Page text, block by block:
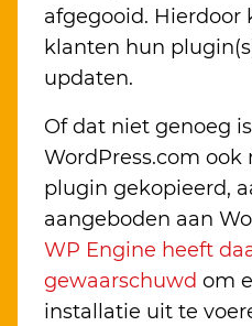
afgegooid. Hierdoor
klanten hun
updaten.
Of dat niet genoeg
WordPress.com ook
plugin gekopieerd,
aangeboden aan
WP Engine heeft
gewaarschuwd om
installatie uit te